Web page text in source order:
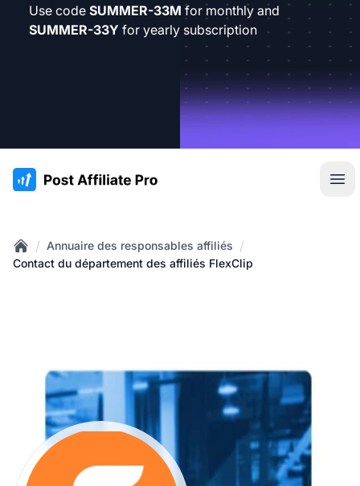
Use code SUMMER-33M for monthly and
SUMMER-33Y for yearly subscription
:site.title
Home
/ Annuaire des responsables affiliés /
Contact du département des affiliés FlexClip